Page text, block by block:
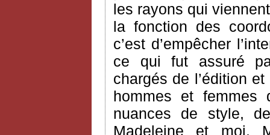
les rayons qui
la fonction des
c’est d’empêcher
ce qui fut assuré
chargés de l’édition
hommes et
nuances de style,
Madeleine et moi,